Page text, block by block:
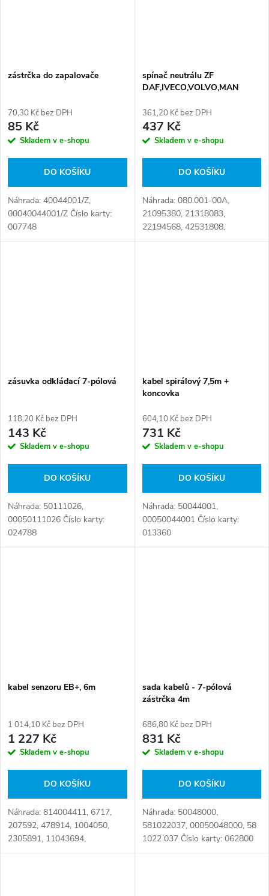
zástrčka do zapalovače
70,30 Kč bez DPH
85 Kč
Skladem v e-shopu
DO KOŠÍKU
Náhrada: 40044001/Z,
00040044001/Z Číslo karty:
007748
spínač neutrálu ZF
DAF,IVECO,VOLVO,MAN
361,20 Kč bez DPH
437 Kč
Skladem v e-shopu
DO KOŠÍKU
Náhrada: 080.001-00A,
21095380, 21318083,
22194568, 42531808,
42555374, 42560500,
zásuvka odkládací 7-pólová
118,20 Kč bez DPH
143 Kč
Skladem v e-shopu
DO KOŠÍKU
Náhrada: 50111026,
00050111026 Číslo karty:
024788
kabel spirálový 7,5m +
koncovka
604,10 Kč bez DPH
731 Kč
Skladem v e-shopu
DO KOŠÍKU
Náhrada: 50044001,
00050044001 Číslo karty:
013360
kabel senzoru EB+, 6m
1 014,10 Kč bez DPH
1 227 Kč
Skladem v e-shopu
DO KOŠÍKU
Náhrada: 814004411, 6717,
207592, 478914, 1004050,
2305891, 11043694,
230542121, 0218330503,
sada kabelů - 7-pólová
zástrčka 4m
686,80 Kč bez DPH
831 Kč
Skladem v e-shopu
DO KOŠÍKU
Náhrada: 50048000,
581022037, 00050048000, 58
1022 037 Číslo karty: 062800